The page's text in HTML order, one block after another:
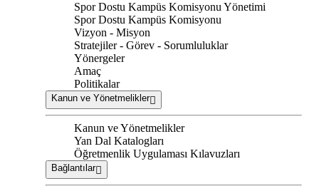
Spor Dostu Kampüs Komisyonu Yönetimi
Spor Dostu Kampüs Komisyonu
Vizyon - Misyon
Stratejiler - Görev - Sorumluluklar
Yönergeler
Amaç
Politikalar
Kanun ve Yönetmelikler
Kanun ve Yönetmelikler
Yan Dal Katalogları
Öğretmenlik Uygulaması Kılavuzları
Bağlantılar